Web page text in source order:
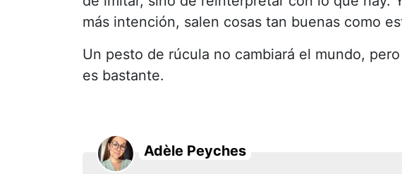
más intención, salen cosas tan buenas como
Un pesto de rúcula no cambiará el mundo,
es bastante.
Adèle Peyches